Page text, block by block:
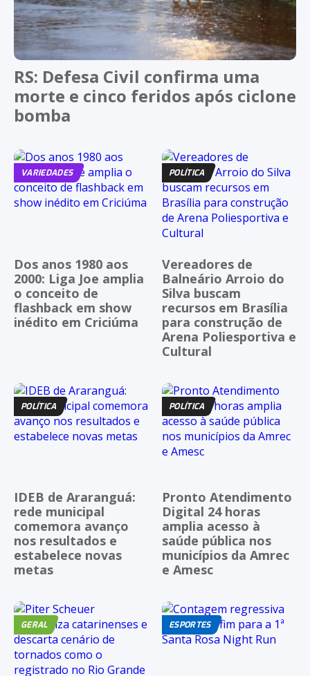
RS: Defesa Civil confirma uma
morte e cinco feridos após ciclone
bomba
VARIEDADES
Dos anos 1980 aos
2000: Liga Joe amplia
o conceito de
flashback em show
inédito em Criciúma
POLÍTICA
Vereadores de
Balneário Arroio do
Silva buscam
recursos em Brasília
para construção de
Arena Poliesportiva e
Cultural
POLÍTICA
IDEB de Araranguá:
rede municipal
comemora avanço
nos resultados e
estabelece novas
metas
POLÍTICA
Pronto Atendimento
Digital 24 horas
amplia acesso à
saúde pública nos
municípios da Amrec
e Amesc
GERAL ESPORTES